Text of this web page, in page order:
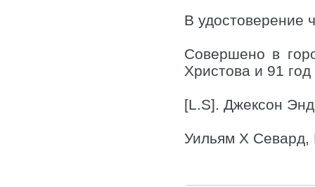
В удостоверение
Совершено в
Христова и 91
[L.S]. Джексон
Уильям Х Севард,